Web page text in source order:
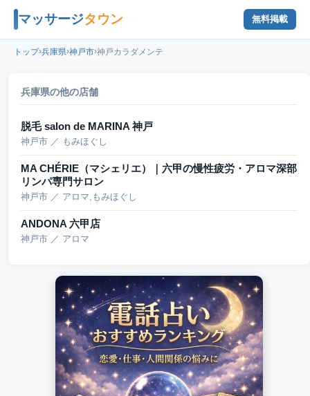
マッサージタウン 無料掲載
トップ›兵庫県›神戸市›神戸カラダメンテ
兵庫県の他の店舗
脱毛 salon de MARINA 神戸
神戸市 ／ もみほぐし
MA CHÉRIE（マシェリエ）｜六甲の慢性疲労・アロマ深部
リンパ専門サロン
神戸市 ／ アロマ,もみほぐし
ANDONA 六甲店
神戸市 ／ アロマ